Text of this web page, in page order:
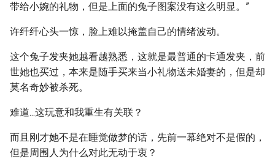
带给小婉的礼物，但是上面的兔子图案没有这么明显。”
许纤纤心头一惊，脸上难以掩盖自己的情绪波动。
这个兔子发夹她越看越熟悉，这就是最普通的卡通发夹，前
世她也买过，本来是随手买来当小礼物送未婚妻的，但是却
莫名奇妙被杀死。
难道...这玩意和我重生有关联？
而且刚才她不是在睡觉做梦的话，先前一幕绝对不是假的，
但是周围人为什么对此无动于衷？